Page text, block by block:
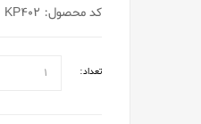
کد محصول: KP402
تعداد: